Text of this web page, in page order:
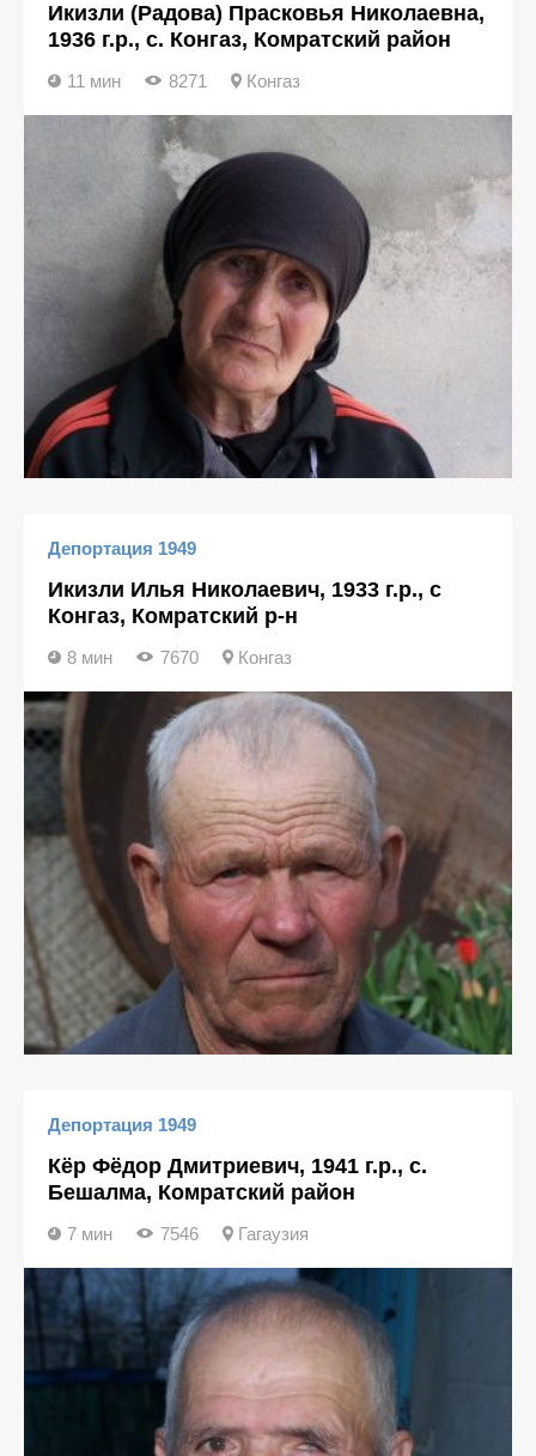
Икизли (Радова) Прасковья Николаевна,
1936 г.р., с. Конгаз, Комратский район
11 мин 8271 Конгаз
Депортация 1949
Икизли Илья Николаевич, 1933 г.р., с
Конгаз, Комратский р-н
8 мин 7670 Конгаз
Депортация 1949
Кёр Фёдор Дмитриевич, 1941 г.р., с.
Бешалма, Комратский район
7 мин 7546 Гагаузия